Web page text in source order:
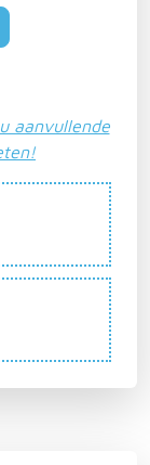
aanvullende